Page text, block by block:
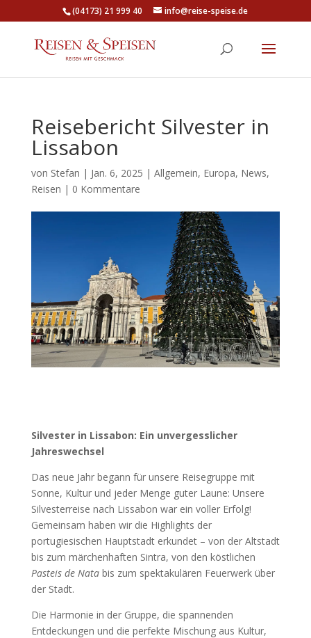
(04173) 21 999 40 info@reise-speise.de
Reisebericht Silvester in
Lissabon
von Stefan | Jan. 6, 2025 | Allgemein, Europa, News,
Reisen | 0 Kommentare
Silvester in Lissabon: Ein unvergesslicher
Jahreswechsel
Das neue Jahr begann für unsere Reisegruppe mit
Sonne, Kultur und jeder Menge guter Laune: Unsere
Silvesterreise nach Lissabon war ein voller Erfolg!
Gemeinsam haben wir die Highlights der
portugiesischen Hauptstadt erkundet – von der Altstadt
bis zum märchenhaften Sintra, von den köstlichen
Pasteis de Natabis zum spektakulären Feuerwerk über
der Stadt.
Die Harmonie in der Gruppe, die spannenden
Entdeckungen und die perfekte Mischung aus Kultur,